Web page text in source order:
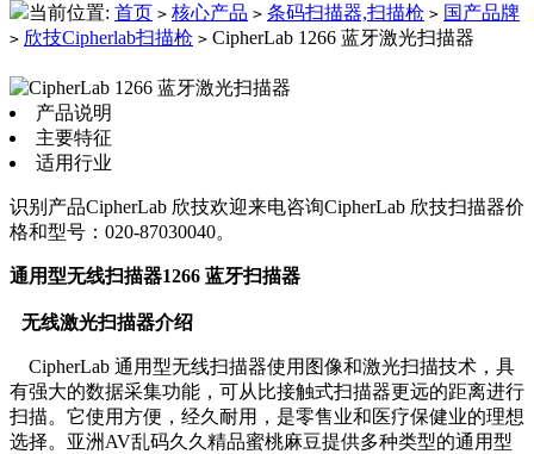
当前位置: 首页 > 核心产品 > 条码扫描器,扫描枪 > 国产品牌
> 欣技Cipherlab扫描枪 > CipherLab 1266 蓝牙激光扫描器
产品说明
主要特征
适用行业
识别产品CipherLab 欣技欢迎来电咨询CipherLab 欣技扫描器价
格和型号：020-87030040。
通用型无线扫描器1266 蓝牙扫描器
无线激光扫描器介绍
CipherLab 通用型无线扫描器使用图像和激光扫描技术，具
有强大的数据采集功能，可从比接触式扫描器更远的距离进行
扫描。它使用方便，经久耐用，是零售业和医疗保健业的理想
选择。亚洲AV乱码久久精品蜜桃麻豆提供多种类型的通用型